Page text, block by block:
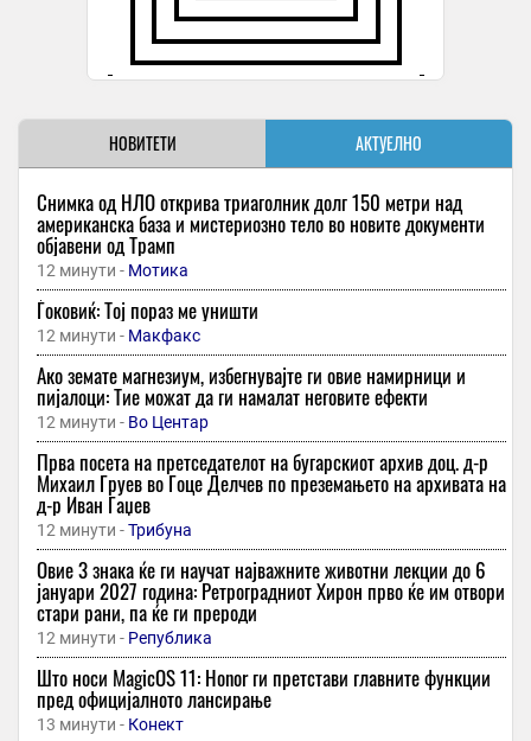
НОВИТЕТИ АКТУЕЛНО
Снимка од НЛО открива триаголник долг 150 метри над
американска база и мистериозно тело во новите документи
објавени од Трамп
12 минути - Мотика
Ѓоковиќ: Тој пораз ме уништи
12 минути - Макфакс
Ако земате магнезиум, избегнувајте ги овие намирници и
пијалоци: Тие можат да ги намалат неговите ефекти
12 минути - Во Центар
Прва посета на претседателот на бугарскиот архив доц. д-р
Михаил Груев во Гоце Делчев по преземањето на архивата на
д-р Иван Гаџев
12 минути -Трибуна
Овие 3 знака ќе ги научат најважните животни лекции до 6
јануари 2027 година: Ретроградниот Хирон прво ќе им отвори
стари рани, па ќе ги прероди
12 минути - Република
Што носи MagicOS 11: Honor ги претстави главните функции
пред официјалното лансирање
13 минути - Конект